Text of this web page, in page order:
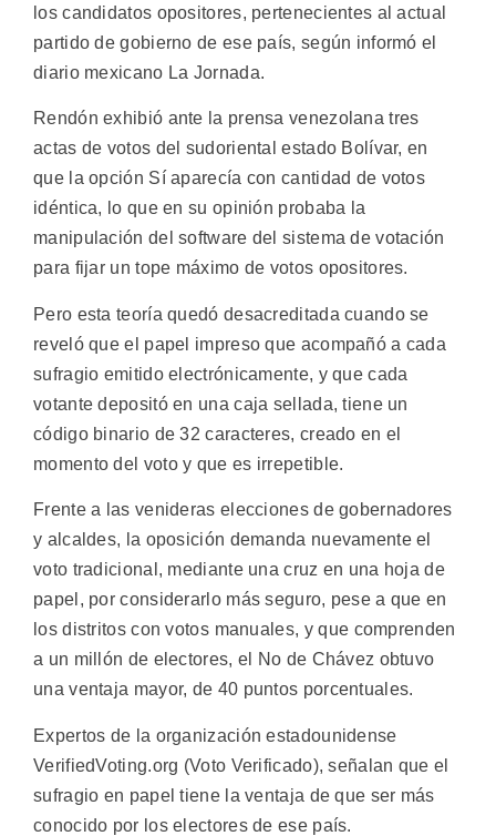
los candidatos opositores, pertenecientes al actual
partido de gobierno de ese país, según informó el
diario mexicano La Jornada.
Rendón exhibió ante la prensa venezolana tres
actas de votos del sudoriental estado Bolívar, en
que la opción Sí aparecía con cantidad de votos
idéntica, lo que en su opinión probaba la
manipulación del software del sistema de votación
para fijar un tope máximo de votos opositores.
Pero esta teoría quedó desacreditada cuando se
reveló que el papel impreso que acompañó a cada
sufragio emitido electrónicamente, y que cada
votante depositó en una caja sellada, tiene un
código binario de 32 caracteres, creado en el
momento del voto y que es irrepetible.
Frente a las venideras elecciones de gobernadores
y alcaldes, la oposición demanda nuevamente el
voto tradicional, mediante una cruz en una hoja de
papel, por considerarlo más seguro, pese a que en
los distritos con votos manuales, y que comprenden
a un millón de electores, el No de Chávez obtuvo
una ventaja mayor, de 40 puntos porcentuales.
Expertos de la organización estadounidense
VerifiedVoting.org (Voto Verificado), señalan que el
sufragio en papel tiene la ventaja de que ser más
conocido por los electores de ese país.